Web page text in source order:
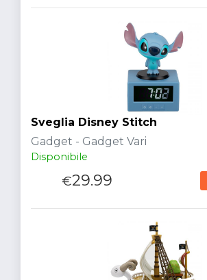
Sveglia Disney Stitch
Gadget - Gadget Vari
Disponibile
€29.99